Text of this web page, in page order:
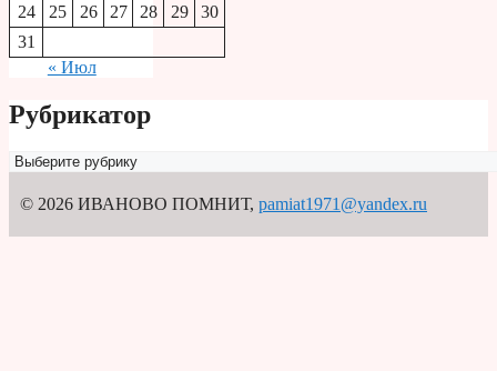
24
25 26 27 28 29
30
31
« Июл
Рубрикатор
Рубрикатор
© 2026 ИВАНОВО ПОМНИТ, pamiat1971@yandex.ru